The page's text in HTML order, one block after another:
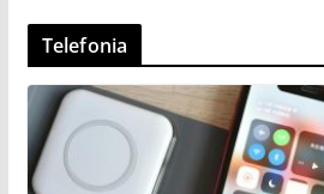
Telefonia